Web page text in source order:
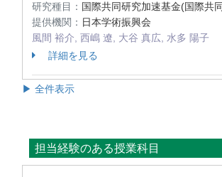
研究種目： 国際共同研究加速基金(国際共
提供機関： 日本学術振興会
風間 裕介, 西嶋 遼, 大谷 真広, 水多 陽子
詳細を見る
▶ 全件表示
担当経験のある授業科目